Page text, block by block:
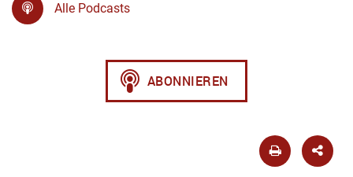
Alle Podcasts